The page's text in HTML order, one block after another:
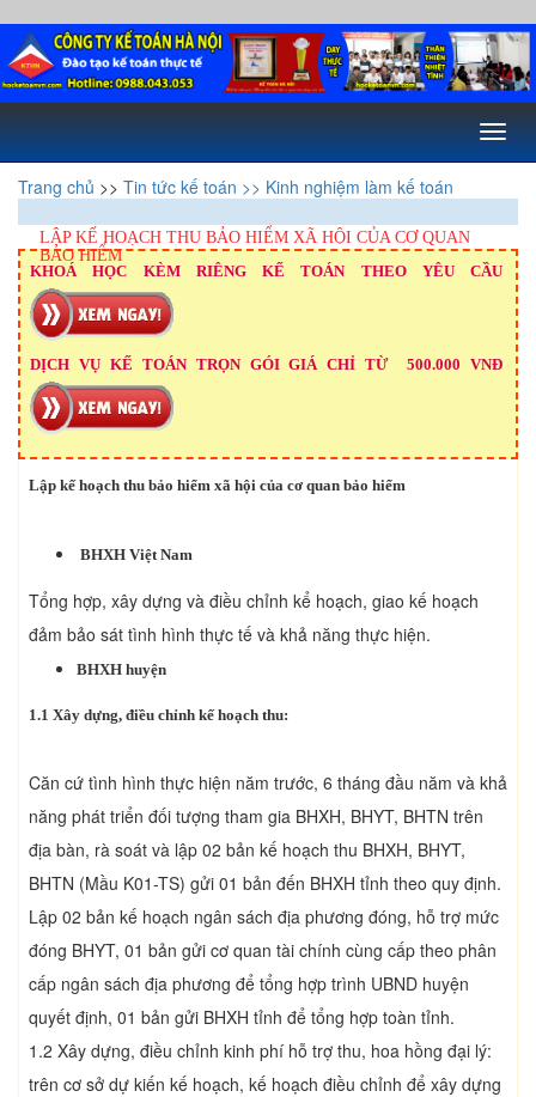
Toggle
Trang chủ >> Tin tức kế toán >> Kinh nghiệm làm kế toán
LẬP KẾ HOẠCH THU BẢO HIỂM XÃ HỘI CỦA CƠ QUAN
BẢO HIỂM
KHOÁ HỌC KÈM RIÊNG KẾ TOÁN THEO YÊU CẦU
DỊCH VỤ KẾ TOÁN TRỌN GÓI GIÁ CHỈ TỪ 500.000 VNĐ
Lập kế hoạch thu bảo hiểm xã hội của cơ quan bảo hiểm
BHXH Việt Nam
Tổng hợp, xây dựng và điều chỉnh kể hoạch, giao kế hoạch
đảm bảo sát tình hình thực tế và khả năng thực hiện.
BHXH huyện
1.1 Xây dựng, điều chỉnh kế hoạch thu:
Căn cứ tình hình thực hiện năm trước, 6 tháng đầu năm và khả
năng phát triển đối tượng tham gia BHXH, BHYT, BHTN trên
địa bàn, rà soát và lập 02 bản kế hoạch thu BHXH, BHYT,
BHTN (Mầu K01-TS) gửi 01 bản đến BHXH tỉnh theo quy định.
Lập 02 bản kế hoạch ngân sách địa phương đóng, hỗ trợ mức
đóng BHYT, 01 bản gửi cơ quan tài chính cùng cấp theo phân
cấp ngân sách địa phương để tổng hợp trình UBND huyện
quyết định, 01 bản gửi BHXH tỉnh để tổng hợp toàn tỉnh.
1.2 Xây dựng, điều chỉnh kinh phí hỗ trợ thu, hoa hồng đại lý:
trên cơ sở dự kiến kế hoạch, kế hoạch điều chỉnh để xây dựng